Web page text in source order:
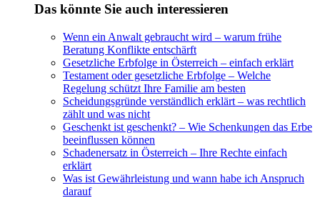
Das könnte Sie auch interessieren
Wenn ein Anwalt gebraucht wird – warum frühe
Beratung Konflikte entschärft
Gesetzliche Erbfolge in Österreich – einfach erklärt
Testament oder gesetzliche Erbfolge – Welche
Regelung schützt Ihre Familie am besten
Scheidungsgründe verständlich erklärt – was rechtlich
zählt und was nicht
Geschenkt ist geschenkt? – Wie Schenkungen das Erbe
beeinflussen können
Schadenersatz in Österreich – Ihre Rechte einfach
erklärt
Was ist Gewährleistung und wann habe ich Anspruch
darauf